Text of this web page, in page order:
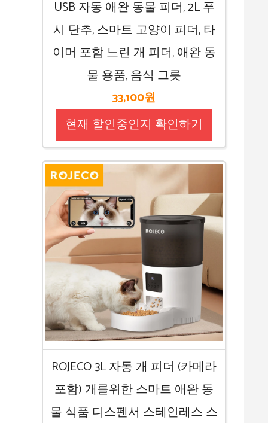
USB 자동 애완 동물 피더, 2L 푸
시 단추, 스마트 고양이 피더, 타
이머 포함 느린 개 피더, 애완 동
물 용품, 음식 그릇
33,100원
현재 할인중인지 확인하기
ROJECO 3L 자동 개 피더 (카메라
포함) 개를위한 스마트 애완 동
물 식품 디스펜서 스테인레스 스